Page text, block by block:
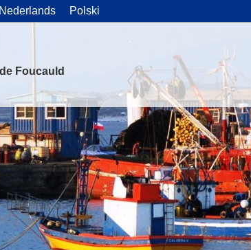
Nederlands Polski
Foucauld